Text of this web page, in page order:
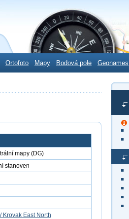
Ortofoto Mapy Bodová pole Geonames
mapy (DG)
stanoven
Krovak East North